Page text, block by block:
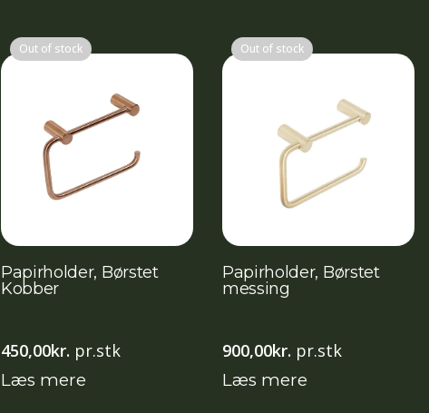
Out of stock
Papirholder, Børstet
Kobber
450,00kr. pr.stk
Læs mere
Out of stock
Papirholder, Børstet
messing
900,00kr. pr.stk
Læs mere